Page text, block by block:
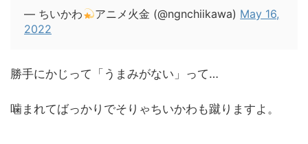
— ちいかわ アニメ火金 (@ngnchiikawa) May 16,
2022
勝手にかじって「うまみがない」って…
噛まれてばっかりでそりゃちいかわも蹴りますよ。